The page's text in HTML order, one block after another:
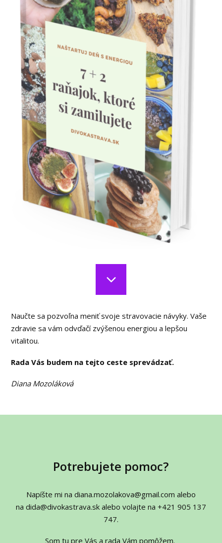
Naučte sa pozvoľna meniť svoje stravovacie návyky. Vaše
zdravie sa vám odvďačí zvýšenou energiou a lepšou
vitalitou.
Rada Vás budem na tejto ceste sprevádzať.
Diana Mozoláková
Potrebujete pomoc?
Napíšte mi na diana.mozolakova@gmail.com alebo
na dida@divokastrava.sk alebo volajte na +421 905 137
747.
Som tu pre Vás a rada Vám pomôžem.